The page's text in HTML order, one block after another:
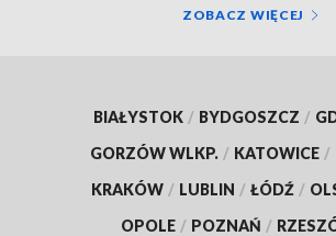
ZOBACZ WIĘCEJ
BIAŁYSTOK / BYDGOSZCZ /
GORZÓW WLKP. / KATOWICE /
KRAKÓW / LUBLIN / ŁÓDŹ /
OPOLE / POZNAŃ /